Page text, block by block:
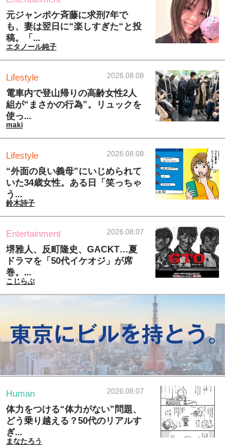
元ジャンポケ斉藤に求刑7年で
も、妻は翌日に“楽しすぎた“と投
稿。「...
エタノール純子
Lifestyle 2026.08.08
電車内で登山帰りの高齢女性2人
組が“まさかの行為”。リュックを
使っ...
maki
Lifestyle 2026.08.08
“外面の良い義母”にいじめられて
いた34歳女性。ある日「笑っちゃ
う...
鈴木詩子
Entertainment 2026.08.07
堺雅人、反町隆史、GACKT…夏
ドラマを「50代イケオジ」が席
巻。...
こじらぶ
Human 2026.08.07
体力をつける“体力がない”問題、
どう乗り越える？50代のリアルす
ぎ...
まなたろう